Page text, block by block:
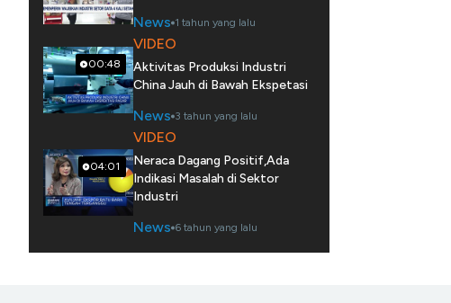
News 1 tahun yang lalu
00:48
VIDEO
Aktivitas Produksi Industri
China Jauh di Bawah Ekspetasi
News 3 tahun yang lalu
04:01
VIDEO
Neraca Dagang Positif,Ada
Indikasi Masalah di Sektor
Industri
News 6 tahun yang lalu